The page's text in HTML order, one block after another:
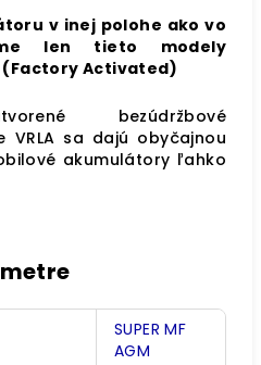
v inej polohe ako vo
len tieto modely
Activated)
bezúdržbové
VRLA sa dajú obyčajnou
akumulátory ľahko
SUPER MF
AGM